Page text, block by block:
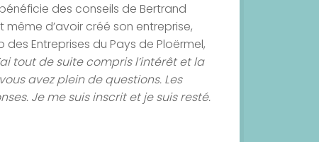
des conseils de Bertrand
d’avoir créé son entreprise,
Entreprises du Pays de Ploërmel,
tout de suite compris l’intérêt et la
avez plein de questions. Les
Je me suis inscrit et je suis resté.